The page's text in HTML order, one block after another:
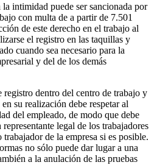
intimidad puede ser sancionada por
con multa de a partir de 7.501
de este derecho en el trabajo al
el registro en las taquillas y
cuando sea necesario para la
y del de los demás
registro dentro del centro de trabajo y
su realización debe respetar al
del empleado, de modo que debe
legal de los trabajadores
trabajador de la empresa si es posible.
no sólo puede dar lugar a una
a la anulación de las pruebas